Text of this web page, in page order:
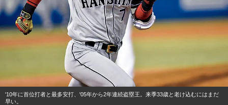
'10年に首位打者と最多安打、'05年から2年連続盗塁王。来季33歳と老け込むにはまだ
早い。